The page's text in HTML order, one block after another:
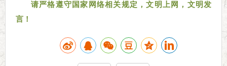
请严格遵守国家网络相关规定，文明上网，文明发
言！